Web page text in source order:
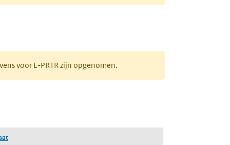
voor E-PRTR zijn opgenomen.